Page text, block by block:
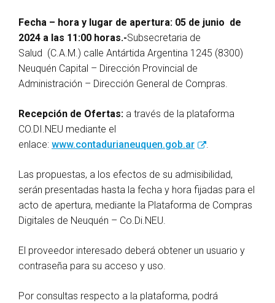
Fecha – hora y lugar de apertura: 05 de junio de
2024 a las 11:00 horas.-Subsecretaria de
Salud (C.A.M.) calle Antártida Argentina 1245 (8300)
Neuquén Capital – Dirección Provincial de
Administración – Dirección General de Compras.
Recepción de Ofertas: a través de la plataforma
CO.DI.NEU mediante el
enlace: www.contadurianeuquen.gob.ar .
Las propuestas, a los efectos de su admisibilidad,
serán presentadas hasta la fecha y hora fijadas para el
acto de apertura, mediante la Plataforma de Compras
Digitales de Neuquén – Co.Di.NEU.
El proveedor interesado deberá obtener un usuario y
contraseña para su acceso y uso.
Por consultas respecto a la plataforma, podrá